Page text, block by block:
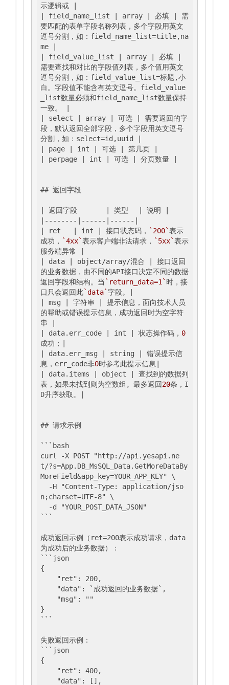
示逻辑或 |
| field_name_list |
array | 必填 |
需
要匹配的表单字段名称列表，多个字段用英文
逗号分割，如：field_name_list=title,na
me
field_value_list | array | 必填
需要查找和对比的字段值列表，多个值用英文
逗号分割，如：field_value_list=标题,小
白。字段值不能含有英文逗号。field_value
_list数量必须和field_name_list数量保持
一致。 |
| select |
array | 可选 |
需要返回的字
段，默认返回全部字段，多个字段用英文逗号
分割，如：select=id,uuid
page | int | 可选
| 第几页 |
| perpage |
int | 可选 | 分页数量
## 返回字段
返回字段 说明
-------- |------| ------
| int | 接口状态码， `200`表示
成功， `4xx`表示客户端非法请求， `5xx`表示
服务端异常
data | object/array/混合 |
接口返回
的业务数据，由不同的API接口决定不同的数据
返回字段和结构。当 `return_data=1` 时，接
口只会返回此`data`字段。
msg | 字符串 |
提示信息，面向技术人员
的帮助或错误提示信息，成功返回时为空字符
串
data.err_code | int | 状态操作码， 0
成功；
data.err_msg | string |
错误提示信
息，err_code非0时参考此提示信息
data.items | object |
查找到的数据列
表，如果未找到则为空数组。最多返回20条，I
D升序获取。
## 请求示例
```bash
curl -X POST "http://api.yesapi.ne
t/?s=App.DB_MsSQL_Data.GetMoreDataBy
MoreField&app_key=YOUR_APP_KEY" \
n;charset=UTF-8" \
```
成功返回示例（ret=200表示成功请求，data
为成功后的业务数据）：
```json
{
}
```
失败返回示例：
```json
{